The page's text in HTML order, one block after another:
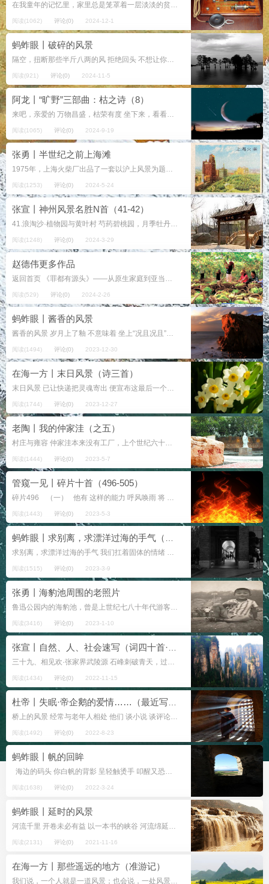
在我童年的记忆里，家里总是笼罩着一层淡淡的贫困气息。那时候，父亲的工资只有六十多元，但他总是早出晚归，忙碌的身影成了家里最常见的风景。清晨，当第一缕阳光还未穿透薄雾，父亲便已踏上了上班的路途；夜晚，当星辰点缀着夜空...
阅读(1062) 评论(0) 2024-12-1
蚂蚱眼丨破碎的风景
隔空，扭断那些半斤八两的风 拒绝回头 不想让你称重 我藏在眼色和心胸的体重 一张因雨的注射 随即在房顶长出轻浮的彩虹 不顾及重来的雨 焦虑的风 认知对剖 去皮挖籽 刮瓤的嘴...
阅读(921) 评论(0) 2024-11-5
阿龙丨“旷野”三部曲：枯之诗（8）
来吧，亲爱的 万物昌盛，枯荣有度 坐下来，看看，听听，闻闻 我们和世界，还有什么没能和解？ 你让我打捞海水，我的口袋，装满白色盐粒 遗漏的蓝，去了远方，如早年的花 船只在海上前行，关于道路，不在我们认为的...
阅读(1065) 评论(0) 2024-9-19
张勇丨半世纪之前上海滩
1975年，上海火柴厂出品了一套以沪上风景为题的火柴。全套五枚的小窄贴，尺寸只有4.2 x 2.5厘米大小。据火花目录显示，这套“上海风景”有颜色不同的五种式样。 提及上海，经典地标是外滩的建筑群。从十...
阅读(1253) 评论(0) 2024-5-24
张宣丨神州风景名胜N首（41-42）
41.浪淘沙·植物园与黄叶村 芍药碧桃园，月季牡丹。 柏松棕榈与银杉，千万奇花异草，繁茂姣妍。 伫立仰西山，黄叶村轩。 ...
阅读(1248) 评论(0) 2024-3-29
赵德伟更多作品
返回首页 《罪都有源头》——从原生家庭到亚当夏娃不是神话，而是一条逻辑链 盐碱地的牧人 信仰的比例 根与果 祂知道 你的荣耀归给谁？ 见证对话四问 古老的废井（灵程路上拣诗） 返回首...
阅读(529) 评论(0) 2024-2-26
蚂蚱眼丨酱香的风景
酱香的风景 岁月上了釉 不意味着 坐上“况且况且”的火车 浓烟冒在车头也喷绘一番好的兆头 我们从没拒绝过 开门见喜 但面对漏光镜子里一个如影相随 且与你默吟的斑点 或许就是从身后又走到身前的 天灾...
阅读(1494) 评论(0) 2023-12-30
在海一方丨末日风景（诗三首）
末日风景 已让快递把灵魂寄出 便宣布这最后一个黄昏 步伐整齐走向天堂 说那边早有安排 哥儿们尽管放心 为戏仿一己廉价的梦呓 拒绝整个世界和它的来源 青面獠牙的武断 不便咬死哥白尼 却撕碎了...
阅读(1744) 评论(0) 2023-12-27
老陶丨我的仲家洼（之五）
村庄与雍容 仲家洼本来没有工厂，上个世纪六十年代，陆续建起了几家，随着时间，越来越多小规模的、有残疾人的都叫什么什么福利厂，俗称小工厂。 为什么叫福利厂？ 福利不是额外获得吗？ 后来才明白只是个要...
阅读(1444) 评论(0) 2023-5-7
管窥一见丨碎片十首（496-505）
碎片496 （一） 他有 这样的能力 呼风唤雨 将 一个句子 篡改成 他 需要的 风景 （二） 他 沉默了...
阅读(1443) 评论(0) 2023-5-3
求别离，求漂洋过海的手气 我们扛着固体的情绪 嚎叫、嚎哭哪些心血已扎进远山的风景 山脊滴血 渗入溪流 已稀释为一淙刺骨的音乐 国籍，疆域 是我们无法转手倒卖的专利 抛一枚硬...
阅读(1515) 评论(0) 2023-3-9
张勇丨海豹池周围的老照片
鲁迅公园内的海豹池，曾是上世纪七八十年代游客的必访之地。它不仅仅是沿途步行的一处风景点，更是城市空间难得的休憩地。几只海豹，在男女老少的期待中登场。它们优雅地翻转肚皮、潜入水底，带给人们无尽的回味和乐趣。 &...
阅读(3416) 评论(0) 2023-1-10
三十九、相见欢·张家界武陵源 石峰刺破青天，过三千。 犹独特连绵绝壁重峦。 似仙岛，云缥缈，献奇观。 飞瀑流泉苍柏立巉岩。 注： 武陵源风景名...
阅读(1434) 评论(0) 2022-11-15
桥上的风景 经常与老年人相处 他们 谈小说 谈评论 谈诗歌 正襟危坐 有时候念稿 颤颤巍巍 我知道 年轻人也笑我 出来干啥啊 莫道夕阳晚 老牛自奋蹄 是不是 自摸 自慰 我站在桥上 看风景 旁边的人 看...
阅读(1492) 评论(0) 2022-8-23
蚂蚱眼丨帆的回眸
海边的码头 你白帆的背影 呈轻触烫手 叩醒又恐融化的风景 码头破旧 我也破旧 一只阴郁又游弋的海鸥 隔离 变态的风 一袭青衣飘逸的云影 却在花旦的大海 诱燃了一场 炫耀又市侩的回应 &...
阅读(1638) 评论(0) 2022-3-24
蚂蚱眼丨延时的风景
河流千里 开卷未必有益 以一本书的峡谷 河流绵延不了多久 我们指望河下的字符 是拽紧抛锚的石桩 岸边怒斥你找死的 可能是你一生再也无缘回见的面孔 勒马在悬崖 是自己找茬阅读错误的启程 其实人咋呼着所谓底线 混出人模狗样...
阅读(2131) 评论(0) 2021-11-16
在海一方丨那些遥远的地方（准游记）
我们说，一个人就是一道风景；也会说，一处风景就是一种性格。这样的互比，实在是我们心灵的一种联络。我想说说旅行到过的一些地方，因为旅行这一动，也带动了迟滞的心，就有了点感受。这里说“准游记”，意思是我所写的不完全是游记。因...